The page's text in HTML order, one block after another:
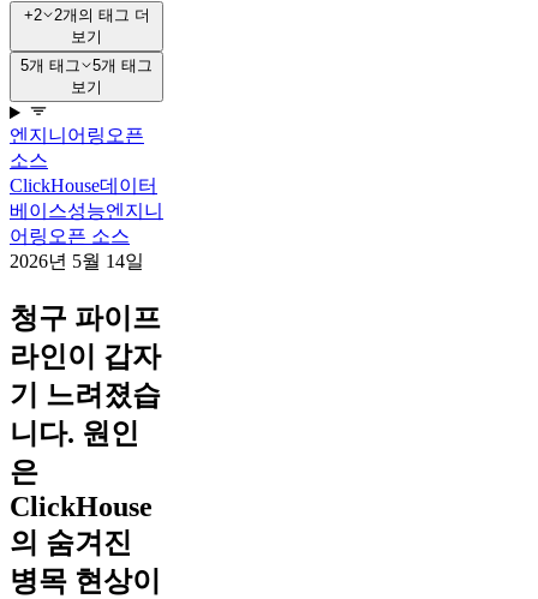
+2
2개의 태그 더
보기
5개 태그
5개 태그
보기
엔지니어링 오픈
소스
ClickHouse데이터
베이스성능엔지니
어링 오픈 소스
2026년 5월 14일
청구 파이프
라인이 갑자
기 느려졌습
니다. 원인
은
ClickHouse
의 숨겨진
병목 현상이